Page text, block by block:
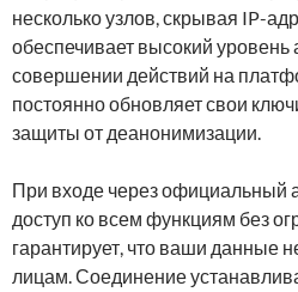
несколько узлов, скрывая IP-
обеспечивает высокий уровень
совершении действий на
постоянно обновляет свои
защиты от деанонимизации.
При входе через официальный
доступ ко всем функциям без
гарантирует, что ваши данные
лицам. Соединение